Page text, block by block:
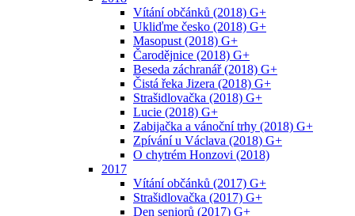
Vítání občánků (2018) G+
Ukliďme česko (2018) G+
Masopust (2018) G+
Čarodějnice (2018) G+
Beseda záchranář (2018) G+
Čistá řeka Jizera (2018) G+
Strašidlovačka (2018) G+
Lucie (2018) G+
Zabijačka a vánoční trhy (2018) G+
Zpívání u Václava (2018) G+
O chytrém Honzovi (2018)
2017
Vítání občánků (2017) G+
Strašidlovačka (2017) G+
Den seniorů (2017) G+